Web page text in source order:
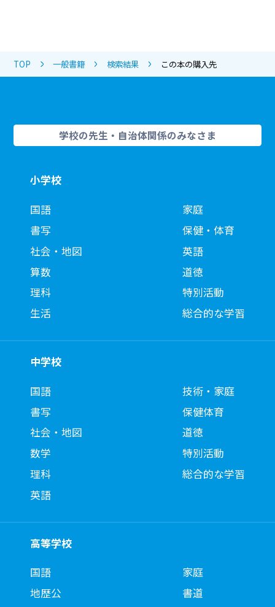
TOP 一般書籍 検索結果 この本の購入先
学校の先生・自治体関係のみなさま
小学校
国語
書写
社会・地図
算数
理科
生活
家庭
保健・体育
英語
道徳
特別活動
総合的な学習
中学校
国語
書写
社会・地図
数学
理科
英語
技術・家庭
保健体育
道徳
特別活動
総合的な学習
高等学校
国語
地歴公
家庭
書道